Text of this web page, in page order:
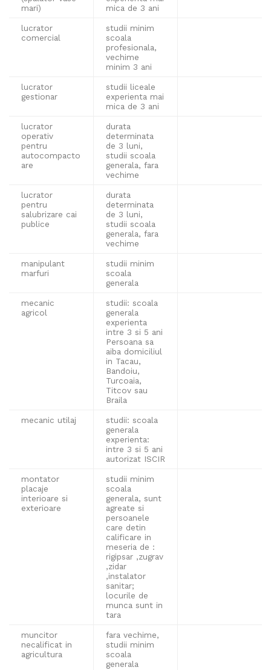
mari)
mica de 3 ani
lucrator
comercial
studii minim
scoala
profesionala,
vechime
minim 3 ani
lucrator
gestionar
studii liceale
experienta mai
mica de 3 ani
lucrator
operativ
pentru
autocompacto
are
durata
determinata
de 3 luni,
studii scoala
generala, fara
vechime
lucrator
pentru
salubrizare cai
publice
durata
determinata
de 3 luni,
studii scoala
generala, fara
vechime
manipulant
marfuri
studii minim
scoala
generala
mecanic
agricol
studii: scoala
generala
experienta
intre 3 si 5 ani
Persoana sa
aiba domiciliul
in Tacau,
Bandoiu,
Turcoaia,
Titcov sau
Braila
mecanic utilaj
studii: scoala
generala
experienta:
intre 3 si 5 ani
autorizat ISCIR
montator
placaje
interioare si
exterioare
studii minim
scoala
generala, sunt
agreate si
persoanele
care detin
calificare in
meseria de :
rigipsar ,zugrav
,zidar
,instalator
sanitar;
locurile de
munca sunt in
tara
muncitor
necalificat in
agricultura
fara vechime,
studii minim
scoala
generala